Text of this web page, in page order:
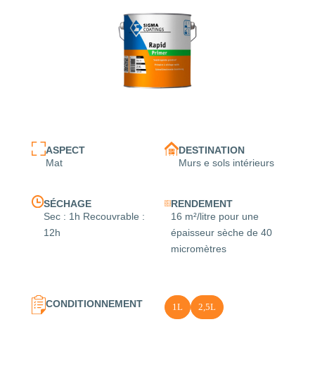
ASPECT
Mat
DESTINATION
Murs e sols intérieurs
SÉCHAGE
Sec : 1h Recouvrable :
12h
RENDEMENT
16 m²/litre pour une
épaisseur sèche de 40
micromètres
CONDITIONNEMENT 1L 2,5L